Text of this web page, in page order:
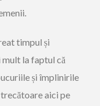
timpul și
mult la faptul că
și împlinirile
trecătoare aici pe